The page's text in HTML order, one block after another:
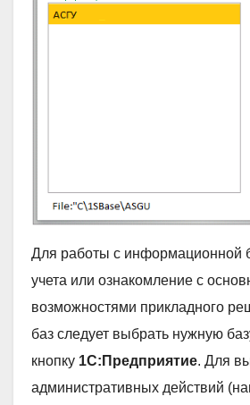
Для работы с информационной
учета или ознакомление с
возможностями прикладного
баз следует выбрать нужную
кнопку 1С:Предприятие. Для
административных действий